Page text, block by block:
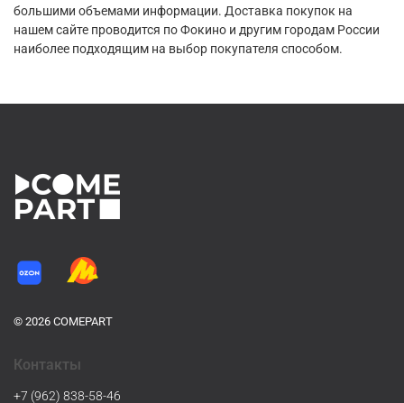
большими объемами информации. Доставка покупок на
нашем сайте проводится по Фокино и другим городам России
наиболее подходящим на выбор покупателя способом.
© 2026 COMEPART
Контакты
+7 (962) 838-58-46